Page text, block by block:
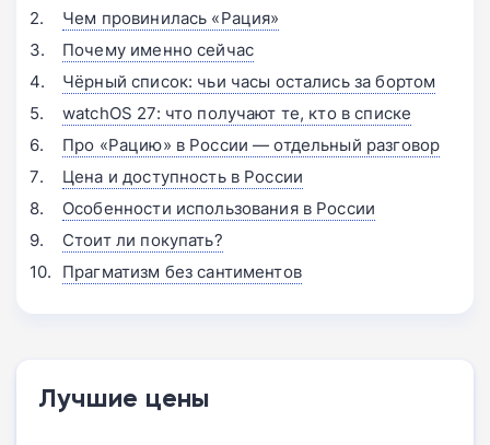
Чем провинилась «Рация»
Почему именно сейчас
Чёрный список: чьи часы остались за бортом
watchOS 27: что получают те, кто в списке
Про «Рацию» в России — отдельный разговор
Цена и доступность в России
Особенности использования в России
Стоит ли покупать?
Прагматизм без сантиментов
Лучшие цены